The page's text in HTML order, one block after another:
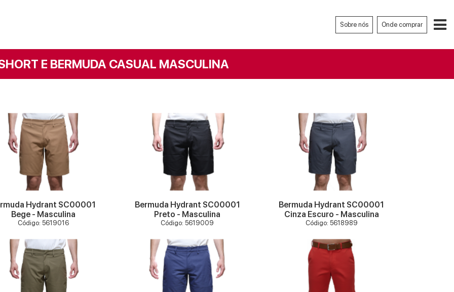
Sobre nós Onde comprar
E BERMUDA CASUAL MASCULINA
VER MAIS
Hydrant SC00001
Bege - Masculina
Código: 5619016
VER MAIS
Bermuda Hydrant SC00001
Preto - Masculina
Código: 5619009
VER MAIS
Bermuda Hydrant SC00001
Cinza Escuro - Masculina
Código: 5618989
VER MAIS VER MAIS VER MAIS